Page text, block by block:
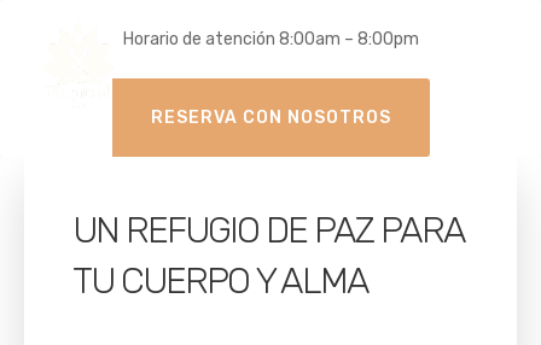
Horario de atención 8:00am – 8:00pm
RESERVA CON NOSOTROS
UN REFUGIO DE PAZ PARA
TU CUERPO Y ALMA